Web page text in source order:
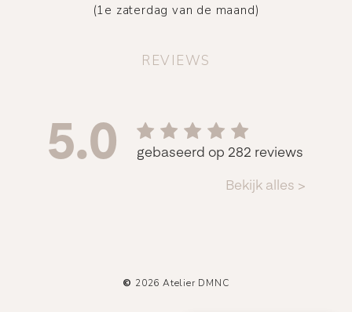
(1e zaterdag van de maand)
REVIEWS
© 2026 Atelier DMNC